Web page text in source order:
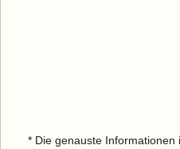
* Die genauste